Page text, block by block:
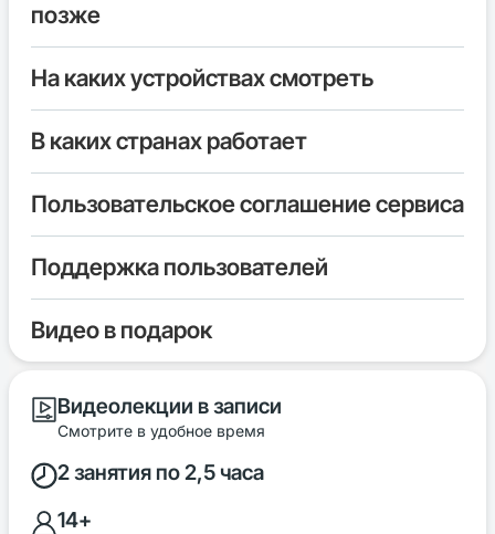
позже
На каких устройствах смотреть
В каких странах работает
Пользовательское соглашение сервиса
Поддержка пользователей
Видео в подарок
Видеолекции в записи
Смотрите в удобное время
2 занятия по 2,5 часа
14+